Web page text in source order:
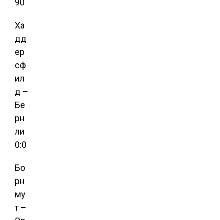
90
Ха
дд
ер
сф
ил
д –
Бе
рн
ли
0:0
Бо
рн
му
т –